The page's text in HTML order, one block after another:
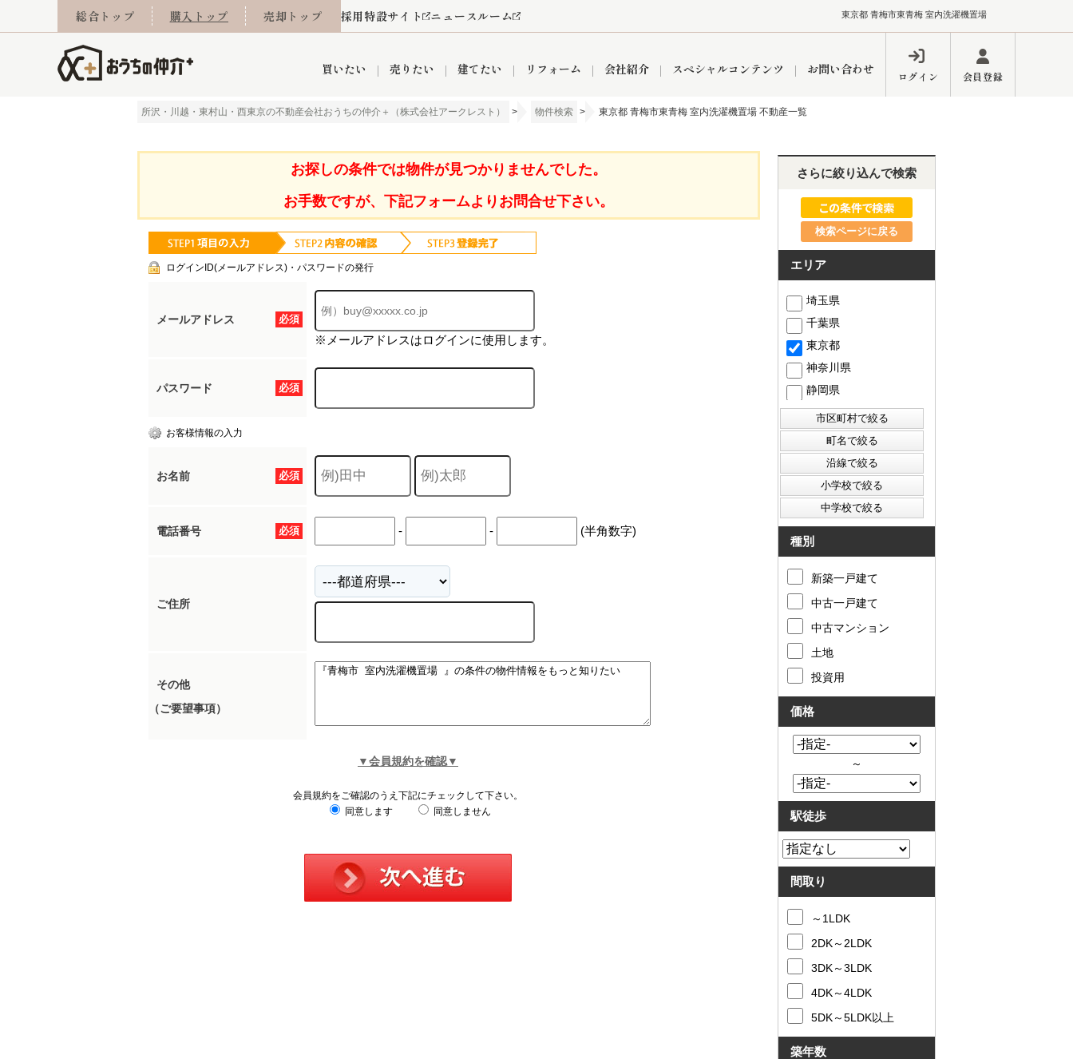
東京都 青梅市東青梅 室内洗濯機置場
総合トップ 購入トップ 売却トップ 採用特設サイト ニュースルーム
買いたい
学区から探す 町名から探す お気に入り 閲覧履歴
当社お預かり物件 グループ会社施工物件 リノベーション済み物件
当社提携金融機関 8代疾病保証付き住宅ローン
東村山市 東大和市
売りたい
売却査定実績 売却成功実績 よくある質問 売却コラム
住み替え 離婚 不動産買取 空き家 リースバック
東村山市 入間市 狭山市 富士見市 練馬区
建てたい リフォーム
リフォーム事例 【埼玉】補助金・助成金 【東京】補助金・助成金
会社紹介
採用情報 お客様の声 創業の想い インフォメーション ブログ
小手指営業所 所沢営業所 東所沢営業所 入間営業所 ひばりケ丘営業所 東久留米営業所
おうちのリフォーム おうちパークグループの強み
スペシャルコンテンツ
マンションカタログ おうちパークくらぶ レンタルスペース
お問い合わせ
オンライン相談予約 売却査定依頼 なんでもご相談 プライバシーポリシー
ログイン 会員登録
所沢・川越・東村山・西東京の不動産会社おうちの仲介＋（株式会社アークレスト） > 物件検索 > 東京都 青梅市東青梅 室内洗濯機置場 不動産一覧
お探しの条件では物件が見つかりませんでした。
お手数ですが、下記フォームよりお問合せ下さい。
ログインID(メールアドレス)・パスワードの発行
必須
メールアドレス
※メールアドレスはログインに使用します。
必須
パスワード
お客様情報の入力
必須
お名前
必須
電話番号 - - (半角数字)
ご住所
その他
（ご要望事項）
▼会員規約を確認▼
会員規約をご確認のうえ下記にチェックして下さい。
同意します
同意しません
さらに絞り込んで検索
検索ページに戻る
エリア
埼玉県
千葉県
東京都
神奈川県
静岡県
種別
新築一戸建て
中古一戸建て
中古マンション
土地
投資用
価格
～
駅徒歩
間取り
～1LDK
2DK～2LDK
3DK～3LDK
4DK～4LDK
5DK～5LDK以上
築年数